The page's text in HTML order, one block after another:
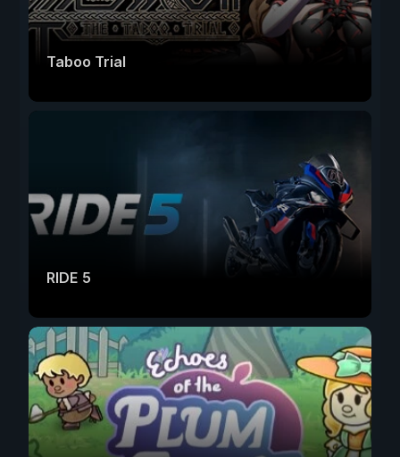
Taboo Trial
RIDE 5